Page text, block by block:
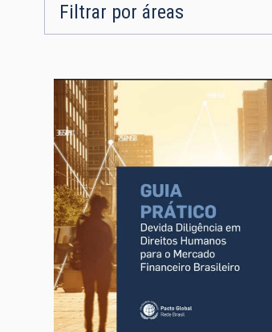
Filtrar por áreas